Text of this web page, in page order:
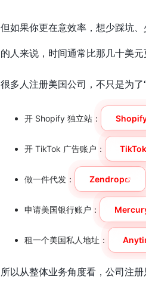
但如果你更在意效率，想少踩坑
的人来说，时间通常比那几十美元
很多人注册美国公司，不只是为了
开 Shopify 独立站：
开 TikTok 广告账户：
做一件代发： Zendrop
申请美国银行账户：
租一个美国私人地址：
所以从整体业务角度看，公司注